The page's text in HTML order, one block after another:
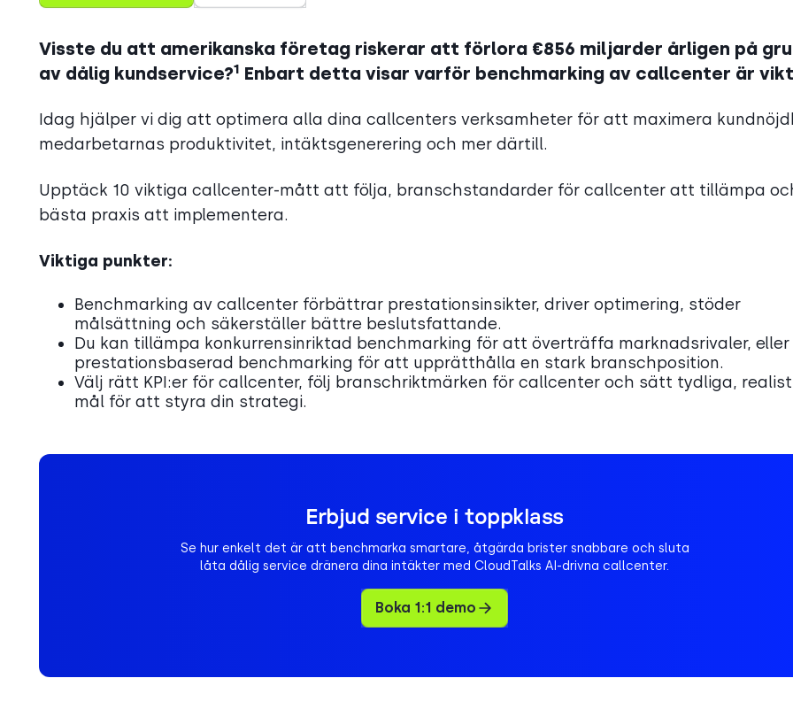
Visste du att amerikanska företag riskerar att förlora €856 miljarder årligen på
av dålig kundservice?1 Enbart detta visar varför benchmarking av callcenter är
Idag hjälper vi dig att optimera alla dina callcenters verksamheter för att maximera
medarbetarnas produktivitet, intäktsgenerering och mer därtill.
Upptäck 10 viktiga callcenter-mått att följa, branschstandarder för callcenter att tillämpa
bästa praxis att implementera.
Viktiga punkter:
Benchmarking av callcenter förbättrar prestationsinsikter, driver optimering, stöder
målsättning och säkerställer bättre beslutsfattande.
Du kan tillämpa konkurrensinriktad benchmarking för att överträffa marknadsrivaler, eller
prestationsbaserad benchmarking för att upprätthålla en stark branschposition.
Välj rätt KPI:er för callcenter, följ branschriktmärken för callcenter och sätt tydliga,
mål för att styra din strategi.
Erbjud service i toppklass
Se hur enkelt det är att benchmarka smartare, åtgärda brister snabbare och sluta
låta dålig service dränera dina intäkter med CloudTalks AI-drivna callcenter.
Boka 1:1 demo